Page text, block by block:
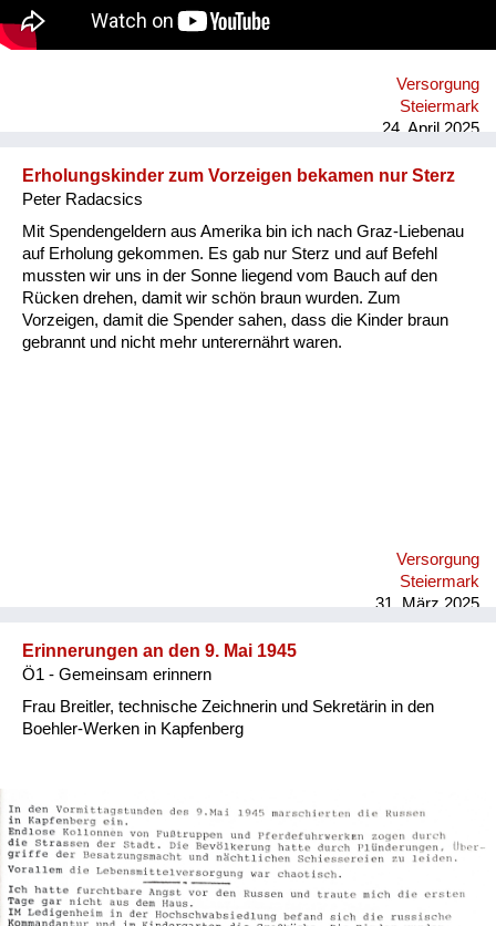
Sachen geholt. So hat der Schwarzhandel funktioniert.
Versorgung
Steiermark
24. April 2025
Erholungskinder zum Vorzeigen bekamen nur Sterz
Peter Radacsics
Mit Spendengeldern aus Amerika bin ich nach Graz-Liebenau
auf Erholung gekommen. Es gab nur Sterz und auf Befehl
mussten wir uns in der Sonne liegend vom Bauch auf den
Rücken drehen, damit wir schön braun wurden. Zum
Vorzeigen, damit die Spender sahen, dass die Kinder braun
gebrannt und nicht mehr unterernährt waren.
Versorgung
Steiermark
31. März 2025
Erinnerungen an den 9. Mai 1945
Ö1 - Gemeinsam erinnern
Frau Breitler, technische Zeichnerin und Sekretärin in den
Boehler-Werken in Kapfenberg